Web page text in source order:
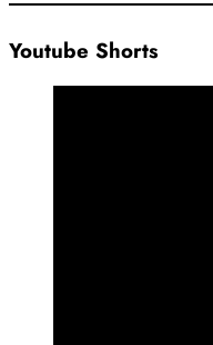
Youtube Shorts